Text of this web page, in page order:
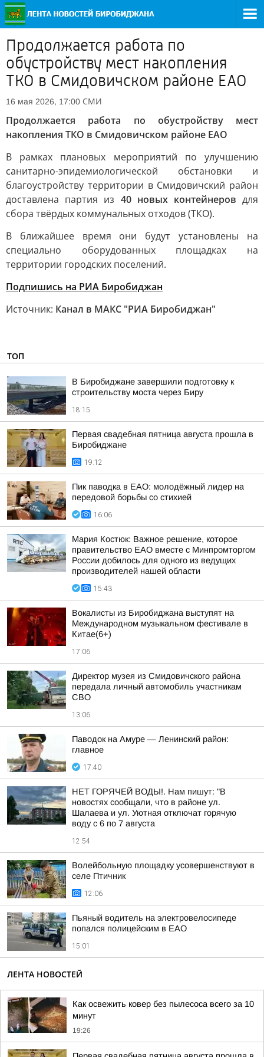
Продолжается работа по
обустройству мест накопления
ТКО в Смидовичском районе ЕАО
16 мая 2026, 17:00 СМИ
Продолжается работа по обустройству мест
накопления ТКО в Смидовичском районе ЕАО
В рамках плановых мероприятий по улучшению
санитарно-эпидемиологической обстановки и
благоустройству территории в Смидовичский район
доставлена партия из 40 новых контейнеров для
сбора твёрдых коммунальных отходов (ТКО).
В ближайшее время они будут установлены на
специально оборудованных площадках на
территории городских поселений.
Подпишись на РИА Биробиджан
Источник: Канал в МАКС "РИА Биробиджан"
ТОП
В Биробиджане завершили подготовку к
строительству моста через Биру
18:15
Первая свадебная пятница августа прошла в
Биробиджане
19:12
Пик паводка в ЕАО: молодёжный лидер на
передовой борьбы со стихией
16:06
Мария Костюк: Важное решение, которое
правительство ЕАО вместе с Минпромторгом
России добилось для одного из ведущих
производителей нашей области
15:43
Вокалисты из Биробиджана выступят на
Международном музыкальном фестивале в
Китае(6+)
17:06
Директор музея из Смидовичского района
передала личный автомобиль участникам
СВО
13:06
Паводок на Амуре — Ленинский район:
главное
17:40
НЕТ ГОРЯЧЕЙ ВОДЫ!. Нам пишут: "В
новостях сообщали, что в районе ул.
Шалаева и ул. Уютная отключат горячую
воду с 6 по 7 августа
12:54
Волейбольную площадку усовершенствуют в
селе Птичник
12:06
Пьяный водитель на электровелосипеде
попался полицейским в ЕАО
15:01
ЛЕНТА НОВОСТЕЙ
Как освежить ковер без пылесоса всего за 10
минут
19:26